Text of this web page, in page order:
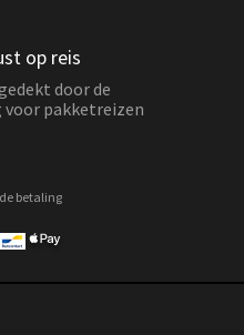
op reis
door de
voor pakketreizen
betaling